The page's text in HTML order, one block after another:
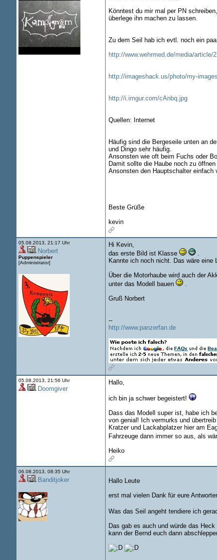
Könntest du mir mal per PN
überlege ihn machen zu lassen.
Zu dem Seil hab ich evtl. noch ein
http://www.wehrmed.de/media/article/
http://imageshack.us/photo/my-
http://i.imgur.com/cAnbq.jpg
Quellen: Internet
Häufig sind die Bergeseile unten an
und Dingo sehr häufig.
Ansonsten wie oft beim Fuchs oder
Damit sollte die Haube noch zu
Ansonsten den Hauptschalter
Beste Grüße
kevin
05.08.2013, 21:17 Uhr
Norbert
Puppenspieler
[Administrator]
Hi Kevin,
das erste Bild ist Klasse
.
Kannte ich noch nicht. Das wäre eine
Über die Motorhaube wird auch der
unter das Modell bauen
.
Gruß Norbert
--
http://www.panzerfan.de
05.08.2013, 21:56 Uhr
Doomgiver
Hallo,
ich bin ja schwer begeistert!
Dass das Modell super ist, habe ich
von genial! Ich vermurks und
Kratzer und Lackabplatzer hier am
Fahrzeuge dann immer so aus, als
Heiko
06.08.2013, 08:35 Uhr
Banditjoker
Hallo Leute
erst mal vielen Dank für eure
Was das Seil angeht tendiere ich
Das gab es auch und würde das
kann der Bernd euch dann